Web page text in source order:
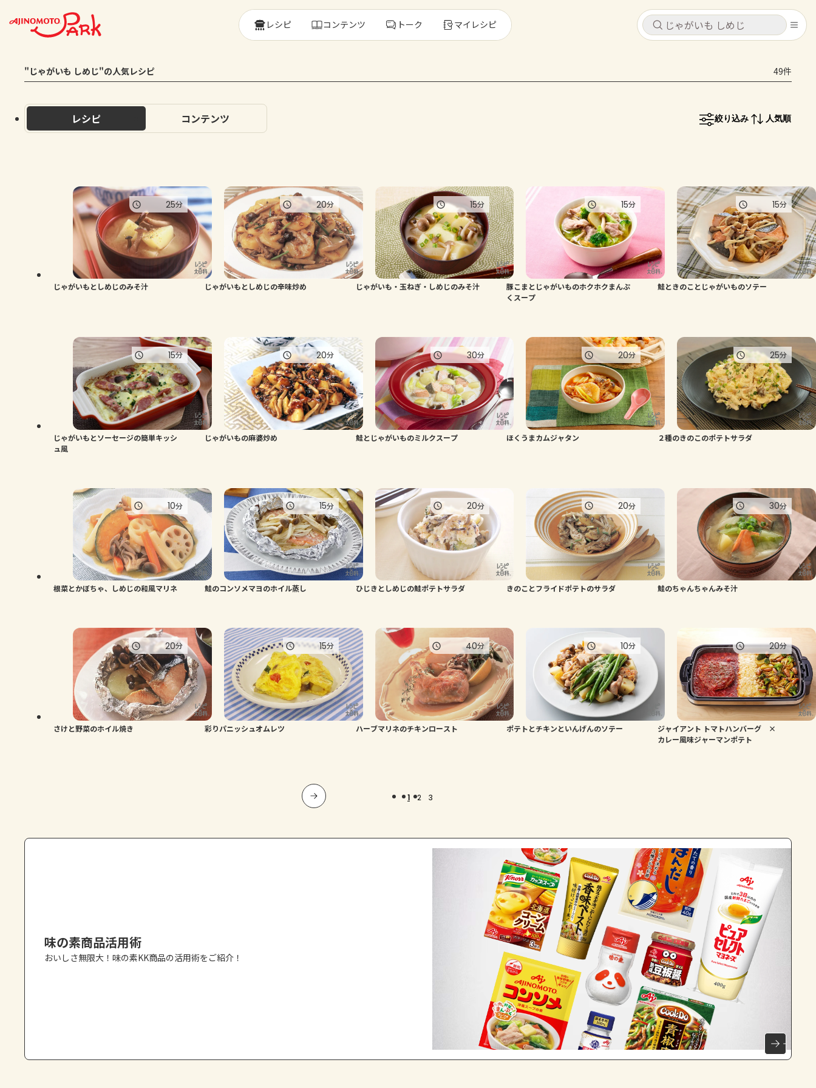
キャンセル
ログインするとレシピを保存できます
コンテンツ
トーク
よくあるお問い合わせ
AJINOMOTO PARK とは
キャンセル
レシピ コンテンツ
レシピ コンテンツ トーク マイレシピ
"じゃがいも しめじ"の人気レシピ 49件
レシピ コンテンツ 絞り込み 人気順
じゃがいもとしめじのみそ汁
25分
じゃがいもとしめじの辛味炒め
20分
じゃがいも・玉ねぎ・しめじのみそ汁
15分
豚こまとじゃがいものホクホクまんぷ
くスープ
15分
鮭ときのことじゃがいものソテー
15分
じゃがいもとソーセージの簡単キッシ
ュ風
15分
じゃがいもの麻婆炒め
20分
鮭とじゃがいものミルクスープ
30分
ほくうまカムジャタン
20分
２種のきのこのポテトサラダ
25分
根菜とかぼちゃ、しめじの和風マリネ
10分
鮭のコンソメマヨのホイル蒸し
15分
ひじきとしめじの鮭ポテトサラダ
20分
きのことフライドポテトのサラダ
20分
鮭のちゃんちゃんみそ汁
30分
さけと野菜のホイル焼き
20分
彩りパニッシュオムレツ
15分
ハーブマリネのチキンロースト
40分
ポテトとチキンといんげんのソテー
10分
ジャイアント トマトハンバーグ ×
カレー風味ジャーマンポテト
20分
1 2 3
味の素商品活用術
おいしさ無限大！味の素KK商品の活用術をご紹介！